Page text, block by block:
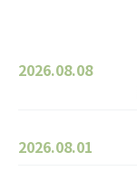
2026.08.08
2026.08.01